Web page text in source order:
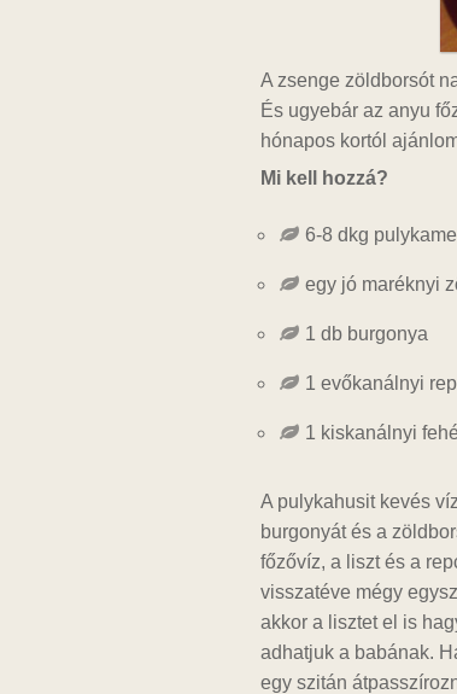
A zsenge zöldborsót
És ugyebár az anyu
hónapos kortól
Mi kell hozzá?
6-8 dkg
egy jó maréknyi
1 db burgonya
1 evőkanálnyi
1 kiskanálnyi
A pulykahusit kevés
burgonyát és a
főzővíz, a liszt és a
visszatéve mégy
akkor a lisztet el is
adhatjuk a babának.
egy szitán